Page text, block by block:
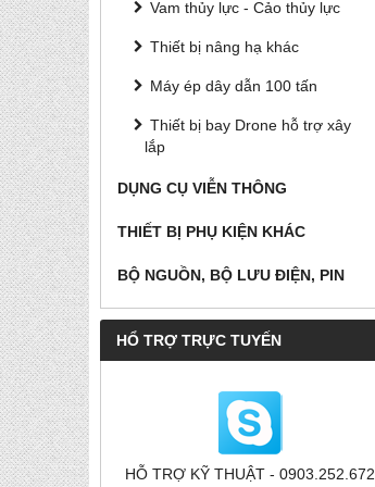
Vam thủy lực - Cảo thủy lực
Thiết bị nâng hạ khác
Máy ép dây dẫn 100 tấn
Thiết bị bay Drone hỗ trợ xây
lắp
DỤNG CỤ VIỄN THÔNG
THIẾT BỊ PHỤ KIỆN KHÁC
BỘ NGUỒN, BỘ LƯU ĐIỆN, PIN
HỔ TRỢ TRỰC TUYẾN
HỖ TRỢ KỸ THUẬT - 0903.252.672